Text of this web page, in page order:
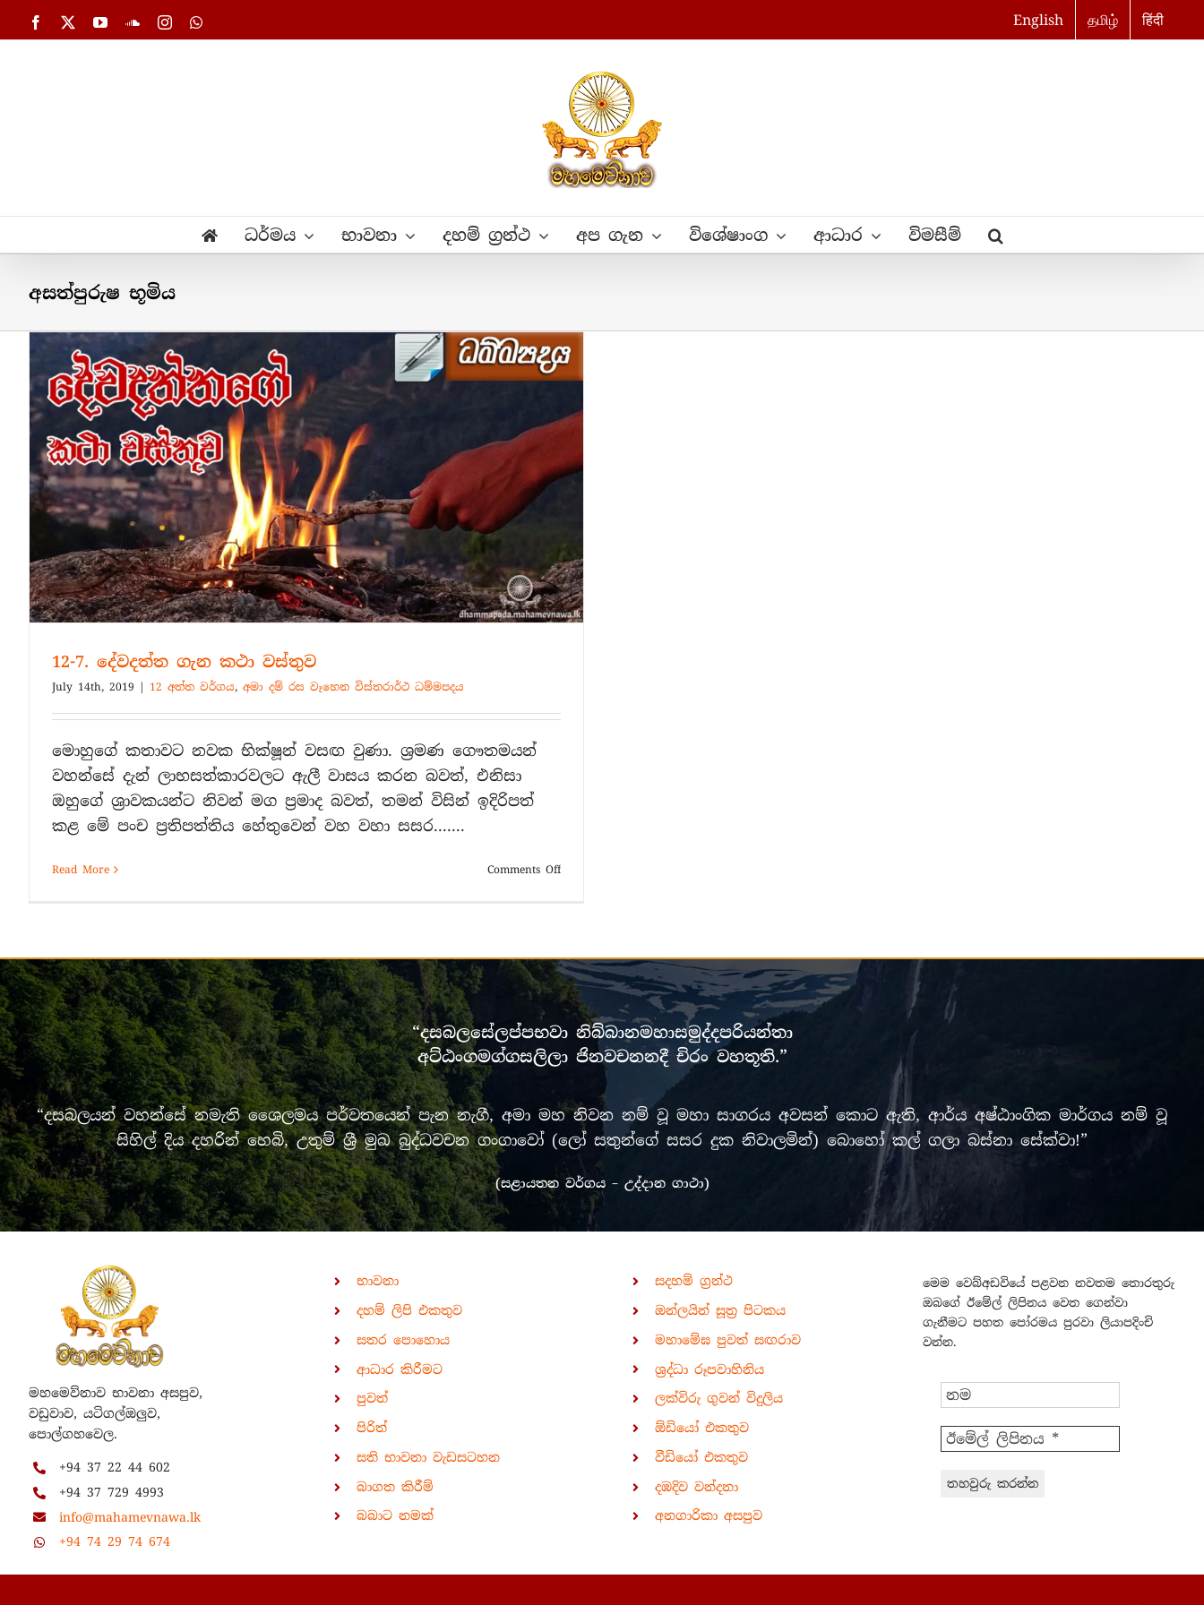
to
Facebook YouTubeSoundCloud
InstagramWhatsApp English தமிழ் हिंदी
ධර්මය භාවනා දහම් ග්‍රන්ථ අප ගැන විශේෂාංග ආධාර විමසීම්
අසත්පුරුෂ භූමිය
12-7. දේවදත්ත ගැන කථා වස්තුව
July 14th, 2019 | 12 අත්ත වර්ගය, අමා දම් රස වෑහෙන විස්තරාර්ථ ධම්මපදය
මොහුගේ කතාවට නවක භික්ෂූන් වසඟ වුණා. ශ්‍රමණ ගෞතමයන්
වහන්සේ දැන් ලාභසත්කාරවලට ඇලී වාසය කරන බවත්, එනිසා
ඔහුගේ ශ්‍රාවකයන්ට නිවන් මග ප්‍රමාද බවත්, තමන් විසින් ඉදිරිපත්
කළ මේ පංච ප්‍රතිපත්තිය හේතුවෙන් වහ වහා සසර.......
Read More Comments Offon
කථා
වස්තුව
“දසබලසේලප්පභවා නිබ්බානමහාසමුද්දපරියන්තා
අට්ඨංගමග්ගසලිලා ජිනවචනනදී චිරං වහතූති.”
“දසබලයන් වහන්සේ නමැති ශෛලමය පර්වතයෙන් පැන නැගී, අමා මහ නිවන නම් වූ මහා සාගරය අවසන් කොට ඇති, ආර්ය අෂ්ඨාංගික මාර්ගය නම් වූ
සිහිල් දිය දහරින් හෙබි, උතුම් ශ්‍රී මුඛ බුද්ධවචන ගංගාවෝ (ලෝ සතුන්ගේ සසර දුක නිවාලමින්) බොහෝ කල් ගලා බස්නා සේක්වා!”
(සළායතන වර්ගය – උද්දාන ගාථා)
මහමෙව්නාව භාවනා අසපුව,
වඩුවාව, යටිගල්ඔලුව,
පොල්ගහවෙල.
+94 37 22 44 602
+94 37 729 4993
info@mahamevnawa.lk
+94 74 29 74 674
භාවනා
දහම් ලිපි එකතුව
සතර පොහොය
ආධාර කිරීමට
පුවත්
පිරිත්
සති භාවනා වැඩසටහන
බාගත කිරීම්
බබාට නමක්
සදහම් ග්‍රන්ථ
ඔන්ලයින් සූත්‍ර පිටකය
මහාමේඝ පුවත් සඟරාව
ශ්‍රද්ධා රූපවාහිනිය
ලක්විරු ගුවන් විදුලිය
ඕඩියෝ එකතුව
වීඩියෝ එකතුව
දඹදිව වන්දනා
අනගාරිකා අසපුව
මෙම වෙබ්අඩවියේ පළවන නවතම තොරතුරු
ඔබගේ ඊමේල් ලිපිනය වෙත ගෙන්වා
ගැනීමට පහත පෝරමය පුරවා ලියාපදිංචි
වන්න.